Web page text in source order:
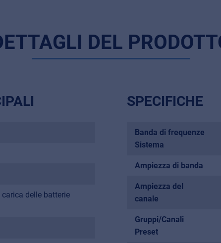
DEL
delle batterie
SPECIFICHE
Banda di frequenze
Sistema
Ampiezza di banda
Ampiezza del
canale
Gruppi/Canali
Preset